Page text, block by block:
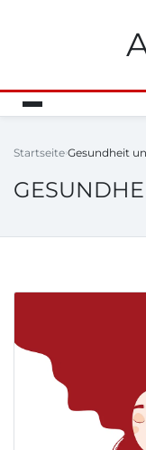
Startseite Gesundheit